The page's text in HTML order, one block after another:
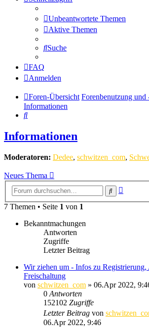
Unbeantwortete Themen
Aktive Themen
Suche
FAQ
Anmelden
Foren-Übersicht Forenbenutzung und
Informationen
Suche
Informationen
Moderatoren: Dedee, schwitzen_com,
Neues Thema
Suche
7 Themen • Seite 1 von 1
Bekanntmachungen
Antworten
Zugriffe
Letzter Beitrag
Wir ziehen um - Infos zu Registrierung,
Freischaltung
von schwitzen_com » 06.Apr 2022,
0 Antworten
152102 Zugriffe
Letzter Beitrag von
06.Apr 2022, 9:46